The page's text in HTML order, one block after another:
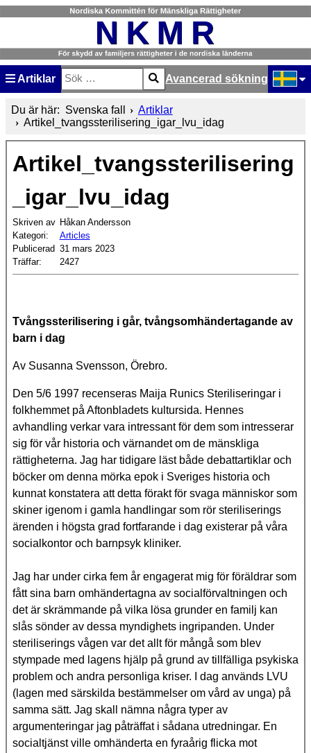
Artiklar
Sök
Type 2 or more characters for results.
Avancerad sökning
Du är här: Svenska fall
Artiklar
Artikel_tvangssterilisering_igar_lvu_idag
Artikel_tvangssterilisering
_igar_lvu_idag
Skriven av Håkan Andersson
Kategori:
Articles
Publicerad 31 mars 2023
Träffar:
2427
Tvångssterilisering i går, tvångsomhändertagande av
barn i dag
Av Susanna Svensson, Örebro.
Den 5/6 1997 recenseras Maija Runics Steriliseringar i
folkhemmet på Aftonbladets kultursida. Hennes
avhandling verkar vara intressant för dem som intresserar
sig för vår historia och värnandet om de mänskliga
rättigheterna. Jag har tidigare läst både debattartiklar och
böcker om denna mörka epok i Sveriges historia och
kunnat konstatera att detta förakt för svaga människor som
skiner igenom i gamla handlingar som rör steriliserings
ärenden i högsta grad fortfarande i dag existerar på våra
socialkontor och barnpsyk kliniker.
Jag har under cirka fem år engagerat mig för föräldrar som
fått sina barn omhändertagna av socialförvaltningen och
det är skrämmande på vilka lösa grunder en familj kan
slås sönder av dessa myndighets ingripanden. Under
steriliserings vågen var det allt för mångå som blev
stympade med lagens hjälp på grund av tillfälliga psykiska
problem och andra personliga kriser. I dag används LVU
(lagen med särskilda bestämmelser om vård av unga) på
samma sätt. Jag skall nämna några typer av
argumenteringar jag påträffat i sådana utredningar. En
socialtjänst ville omhänderta en fyraårig flicka mot